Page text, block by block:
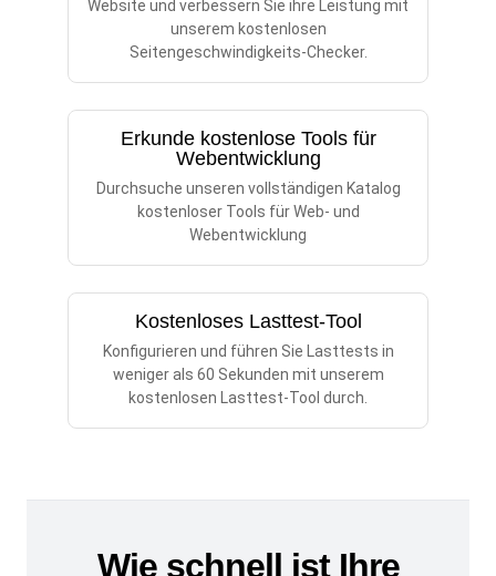
Website und verbessern Sie ihre Leistung mit
unserem kostenlosen
Seitengeschwindigkeits-Checker.
Erkunde kostenlose Tools für
Webentwicklung
Durchsuche unseren vollständigen Katalog
kostenloser Tools für Web- und
Webentwicklung
Kostenloses Lasttest-Tool
Konfigurieren und führen Sie Lasttests in
weniger als 60 Sekunden mit unserem
kostenlosen Lasttest-Tool durch.
Wie schnell ist Ihre